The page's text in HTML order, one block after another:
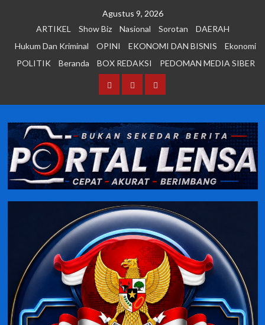
Agustus 9, 2026
ARTIKEL
Show Biz Nasional Sorotan
DAERAH
Hukum Dan Kriminal
OPINI EKONOMI DAN BISNIS
Ekonomi
POLITIK
Beranda BOX REDAKSI PEDOMAN MEDIA SIBER
BerandaBOX PEDOMAN
SIBER